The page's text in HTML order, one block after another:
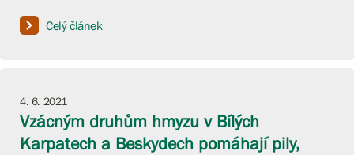
Celý článek
4. 6. 2021
Vzácným druhům hmyzu v Bílých
Karpatech a Beskydech pomáhají pily,